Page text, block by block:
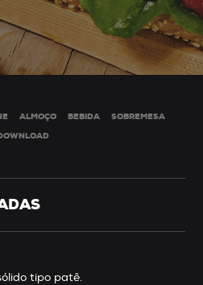
ALMOÇO BEBIDA
SOBREMESA
tipo patê.